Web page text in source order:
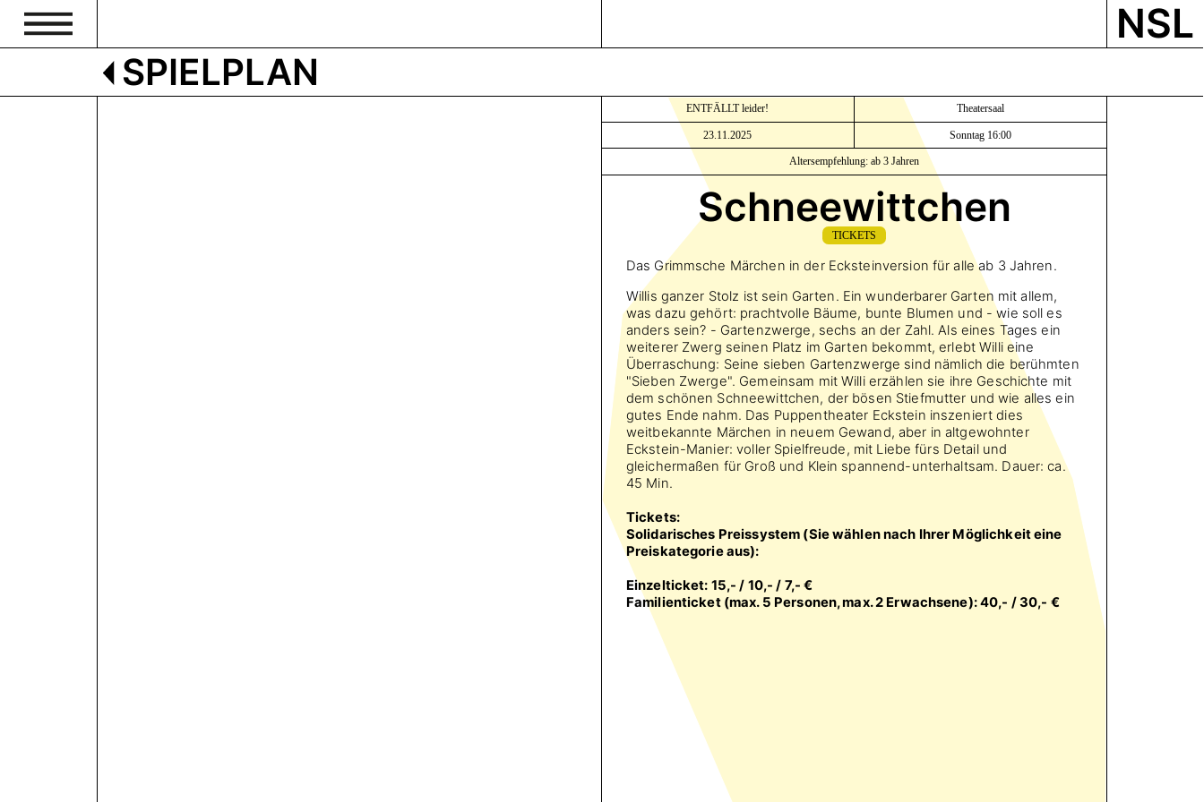
NSL
SPIELPLAN
ENTFÄLLT leider! Theatersaal
23.11.2025 Sonntag 16:00
Altersempfehlung: ab 3 Jahren
Schneewittchen
TICKETS
Das Grimmsche Märchen in der Ecksteinversion für alle ab 3 Jahren.
Willis ganzer Stolz ist sein Garten. Ein wunderbarer Garten mit allem,
was dazu gehört: prachtvolle Bäume, bunte Blumen und - wie soll es
anders sein? - Gartenzwerge, sechs an der Zahl. Als eines Tages ein
weiterer Zwerg seinen Platz im Garten bekommt, erlebt Willi eine
Überraschung: Seine sieben Gartenzwerge sind nämlich die berühmten
"Sieben Zwerge". Gemeinsam mit Willi erzählen sie ihre Geschichte mit
dem schönen Schneewittchen, der bösen Stiefmutter und wie alles ein
gutes Ende nahm. Das Puppentheater Eckstein inszeniert dies
weitbekannte Märchen in neuem Gewand, aber in altgewohnter
Eckstein-Manier: voller Spielfreude, mit Liebe fürs Detail und
gleichermaßen für Groß und Klein spannend-unterhaltsam. Dauer: ca.
45 Min.
Tickets:
Solidarisches Preissystem (Sie wählen nach Ihrer Möglichkeit eine
Preiskategorie aus):
Einzelticket: 15,- / 10,- / 7,- €
Familienticket (max. 5 Personen, max. 2 Erwachsene): 40,- / 30,- €